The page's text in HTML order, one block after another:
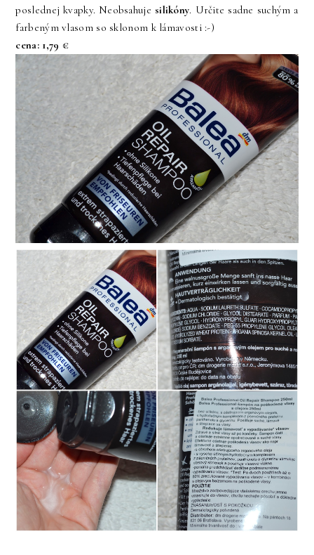
poslednej kvapky. Neobsahuje silikóny. Určite sadne suchým a
farbeným vlasom so sklonom k lámavosti :-)
cena: 1,79 €